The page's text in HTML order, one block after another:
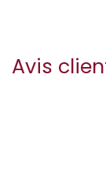
Avis